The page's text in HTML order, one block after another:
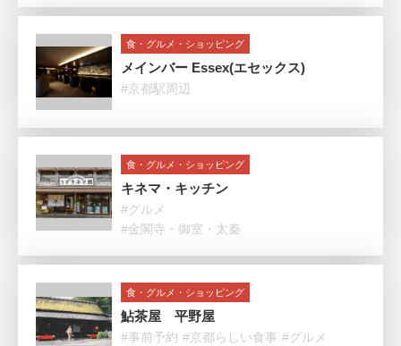
食・グルメ・ショッピング
メインバー Essex(エセックス)
#京都駅周辺
食・グルメ・ショッピング
キネマ・キッチン
#グルメ
#金閣寺・御室・太秦
食・グルメ・ショッピング
鮎茶屋 平野屋
#事前予約 #京都らしい食事 #グルメ